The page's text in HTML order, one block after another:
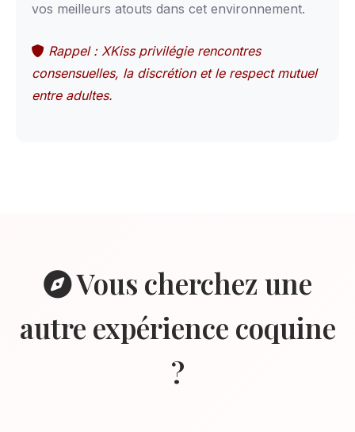
vos meilleurs atouts dans cet environnement.
Rappel : XKiss privilégie rencontres
consensuelles, la discrétion et le respect mutuel
entre adultes.
Vous cherchez une
autre expérience coquine
?